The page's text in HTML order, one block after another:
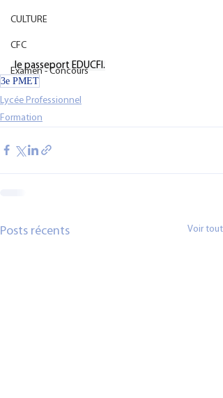
CULTURE
CFC
Examen - Concours
le passeport EDUCFI.
3e PMET
Lycée Professionnel
Formation
Posts récents Voir tout